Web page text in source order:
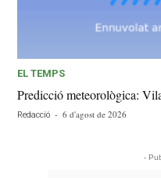
EL TEMPS
Predicció meteorològica:
Redacció - 6 d'agost de 2026
-